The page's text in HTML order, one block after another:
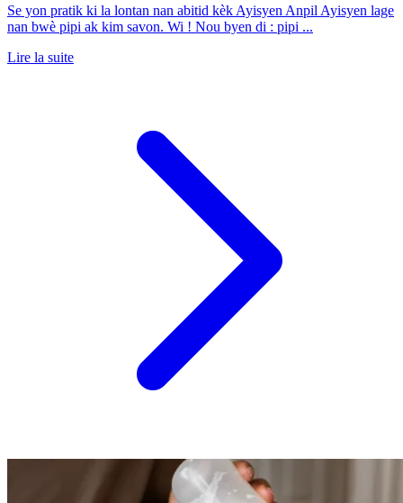
Se yon pratik ki la lontan nan abitid kèk Ayisyen Anpil Ayisyen lage
nan bwè pipi ak kim savon. Wi ! Nou byen di : pipi ...
Lire la suite